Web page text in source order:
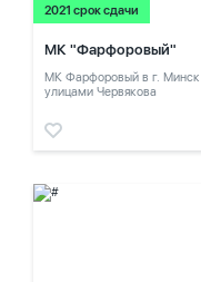
2021 срок сдачи
МК "Фарфоровый"
МК Фарфоровый в г. Минск
улицами Червякова